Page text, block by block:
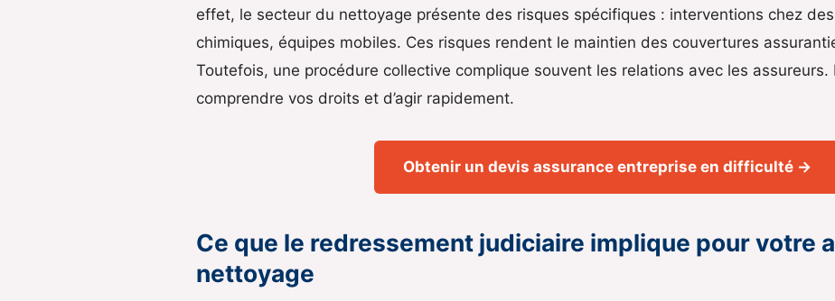
effet, le secteur du nettoyage présente des risques spécifiques : interventions chez
chimiques, équipes mobiles. Ces risques rendent le maintien des couvertures
Toutefois, une procédure collective complique souvent les relations avec les
comprendre vos droits et d’agir rapidement.
Obtenir un devis assurance entreprise en difficulté →
Ce que le redressement judiciaire implique pour votre
nettoyage